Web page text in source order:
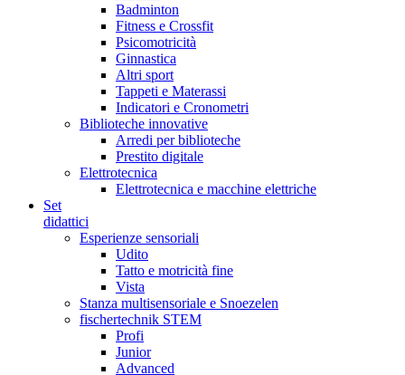
Badminton
Fitness e Crossfit
Psicomotricità
Ginnastica
Altri sport
Tappeti e Materassi
Indicatori e Cronometri
Biblioteche innovative
Arredi per biblioteche
Prestito digitale
Elettrotecnica
Elettrotecnica e macchine elettriche
Set
didattici
Esperienze sensoriali
Udito
Tatto e motricità fine
Vista
Stanza multisensoriale e Snoezelen
fischertechnik STEM
Profi
Junior
Advanced